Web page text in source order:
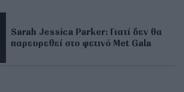
Sarah Jessica Parker: Γιατί δεν θα
παρευρεθεί στο φετινό Met Gala